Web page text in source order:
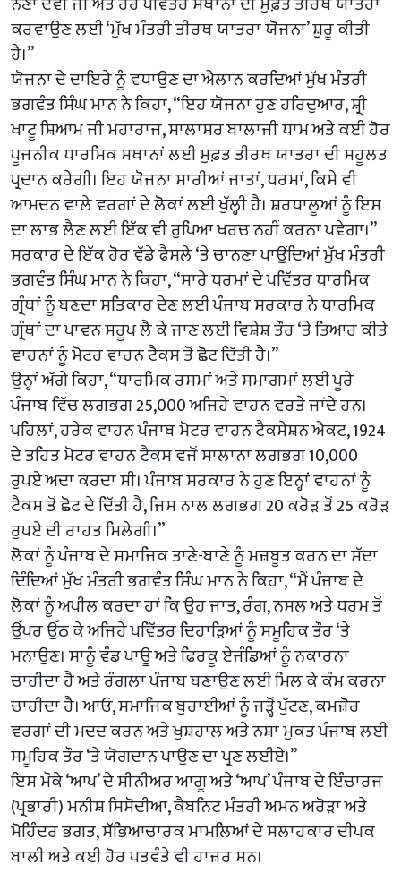
ਕਰਵਾਉਣ ਲਈ ‘ਮੁੱਖ ਮੰਤਰੀ ਤੀਰਥ ਯਾਤਰਾ ਯੋਜਨਾ’ ਸ਼ੁਰੂ ਕੀਤੀ
ਹੈ।”
ਯੋਜਨਾ ਦੇ ਦਾਇਰੇ ਨੂੰ ਵਧਾਉਣ ਦਾ ਐਲਾਨ ਕਰਦਿਆਂ ਮੁੱਖ ਮੰਤਰੀ
ਭਗਵੰਤ ਸਿੰਘ ਮਾਨ ਨੇ ਕਿਹਾ, “ਇਹ ਯੋਜਨਾ ਹੁਣ ਹਰਿਦੁਆਰ, ਸ਼੍ਰੀ
ਖਾਟੂ ਸ਼ਿਆਮ ਜੀ ਮਹਾਰਾਜ, ਸਾਲਾਸਰ ਬਾਲਾਜੀ ਧਾਮ ਅਤੇ ਕਈ ਹੋਰ
ਪੂਜਨੀਕ ਧਾਰਮਿਕ ਸਥਾਨਾਂ ਲਈ ਮੁਫ਼ਤ ਤੀਰਥ ਯਾਤਰਾ ਦੀ ਸਹੂਲਤ
ਪ੍ਰਦਾਨ ਕਰੇਗੀ। ਇਹ ਯੋਜਨਾ ਸਾਰੀਆਂ ਜਾਤਾਂ, ਧਰਮਾਂ, ਕਿਸੇ ਵੀ
ਆਮਦਨ ਵਾਲੇ ਵਰਗਾਂ ਦੇ ਲੋਕਾਂ ਲਈ ਖੁੱਲ੍ਹੀ ਹੈ। ਸ਼ਰਧਾਲੂਆਂ ਨੂੰ ਇਸ
ਦਾ ਲਾਭ ਲੈਣ ਲਈ ਇੱਕ ਵੀ ਰੁਪਿਆ ਖਰਚ ਨਹੀਂ ਕਰਨਾ ਪਵੇਗਾ।”
ਸਰਕਾਰ ਦੇ ਇੱਕ ਹੋਰ ਵੱਡੇ ਫੈਸਲੇ ‘ਤੇ ਚਾਨਣਾ ਪਾਉਂਦਿਆਂ ਮੁੱਖ ਮੰਤਰੀ
ਭਗਵੰਤ ਸਿੰਘ ਮਾਨ ਨੇ ਕਿਹਾ, “ਸਾਰੇ ਧਰਮਾਂ ਦੇ ਪਵਿੱਤਰ ਧਾਰਮਿਕ
ਗ੍ਰੰਥਾਂ ਨੂੰ ਬਣਦਾ ਸਤਿਕਾਰ ਦੇਣ ਲਈ ਪੰਜਾਬ ਸਰਕਾਰ ਨੇ ਧਾਰਮਿਕ
ਗ੍ਰੰਥਾਂ ਦਾ ਪਾਵਨ ਸਰੂਪ ਲੈ ਕੇ ਜਾਣ ਲਈ ਵਿਸ਼ੇਸ਼ ਤੌਰ ‘ਤੇ ਤਿਆਰ ਕੀਤੇ
ਵਾਹਨਾਂ ਨੂੰ ਮੋਟਰ ਵਾਹਨ ਟੈਕਸ ਤੋਂ ਛੋਟ ਦਿੱਤੀ ਹੈ।”
ਉਨ੍ਹਾਂ ਅੱਗੇ ਕਿਹਾ, “ਧਾਰਮਿਕ ਰਸਮਾਂ ਅਤੇ ਸਮਾਗਮਾਂ ਲਈ ਪੂਰੇ
ਪੰਜਾਬ ਵਿੱਚ ਲਗਭਗ 25,000 ਅਜਿਹੇ ਵਾਹਨ ਵਰਤੇ ਜਾਂਦੇ ਹਨ।
ਪਹਿਲਾਂ, ਹਰੇਕ ਵਾਹਨ ਪੰਜਾਬ ਮੋਟਰ ਵਾਹਨ ਟੈਕਸੇਸ਼ਨ ਐਕਟ, 1924
ਦੇ ਤਹਿਤ ਮੋਟਰ ਵਾਹਨ ਟੈਕਸ ਵਜੋਂ ਸਾਲਾਨਾ ਲਗਭਗ 10,000
ਰੁਪਏ ਅਦਾ ਕਰਦਾ ਸੀ। ਪੰਜਾਬ ਸਰਕਾਰ ਨੇ ਹੁਣ ਇਨ੍ਹਾਂ ਵਾਹਨਾਂ ਨੂੰ
ਟੈਕਸ ਤੋਂ ਛੋਟ ਦੇ ਦਿੱਤੀ ਹੈ, ਜਿਸ ਨਾਲ ਲਗਭਗ 20 ਕਰੋੜ ਤੋਂ 25 ਕਰੋੜ
ਰੁਪਏ ਦੀ ਰਾਹਤ ਮਿਲੇਗੀ।”
ਲੋਕਾਂ ਨੂੰ ਪੰਜਾਬ ਦੇ ਸਮਾਜਿਕ ਤਾਣੇ-ਬਾਣੇ ਨੂੰ ਮਜ਼ਬੂਤ ਕਰਨ ਦਾ ਸੱਦਾ
ਦਿੰਦਿਆਂ ਮੁੱਖ ਮੰਤਰੀ ਭਗਵੰਤ ਸਿੰਘ ਮਾਨ ਨੇ ਕਿਹਾ, “ਮੈਂ ਪੰਜਾਬ ਦੇ
ਲੋਕਾਂ ਨੂੰ ਅਪੀਲ ਕਰਦਾ ਹਾਂ ਕਿ ਉਹ ਜਾਤ, ਰੰਗ, ਨਸਲ ਅਤੇ ਧਰਮ ਤੋਂ
ਉੱਪਰ ਉੱਠ ਕੇ ਅਜਿਹੇ ਪਵਿੱਤਰ ਦਿਹਾੜਿਆਂ ਨੂੰ ਸਮੂਹਿਕ ਤੌਰ ‘ਤੇ
ਮਨਾਉਣ। ਸਾਨੂੰ ਵੰਡ ਪਾਊ ਅਤੇ ਫਿਰਕੂ ਏਜੰਡਿਆਂ ਨੂੰ ਨਕਾਰਨਾ
ਚਾਹੀਦਾ ਹੈ ਅਤੇ ਰੰਗਲਾ ਪੰਜਾਬ ਬਣਾਉਣ ਲਈ ਮਿਲ ਕੇ ਕੰਮ ਕਰਨਾ
ਚਾਹੀਦਾ ਹੈ। ਆਓ, ਸਮਾਜਿਕ ਬੁਰਾਈਆਂ ਨੂੰ ਜੜ੍ਹੋਂ ਪੁੱਟਣ, ਕਮਜ਼ੋਰ
ਵਰਗਾਂ ਦੀ ਮਦਦ ਕਰਨ ਅਤੇ ਖੁਸ਼ਹਾਲ ਅਤੇ ਨਸ਼ਾ ਮੁਕਤ ਪੰਜਾਬ ਲਈ
ਸਮੂਹਿਕ ਤੌਰ ‘ਤੇ ਯੋਗਦਾਨ ਪਾਉਣ ਦਾ ਪ੍ਰਣ ਲਈਏ।”
ਇਸ ਮੌਕੇ ‘ਆਪ’ ਦੇ ਸੀਨੀਅਰ ਆਗੂ ਅਤੇ ‘ਆਪ’ ਪੰਜਾਬ ਦੇ ਇੰਚਾਰਜ
(ਪ੍ਰਭਾਰੀ) ਮਨੀਸ਼ ਸਿਸੋਦੀਆ, ਕੈਬਨਿਟ ਮੰਤਰੀ ਅਮਨ ਅਰੋੜਾ ਅਤੇ
ਮੋਹਿੰਦਰ ਭਗਤ, ਸੱਭਿਆਚਾਰਕ ਮਾਮਲਿਆਂ ਦੇ ਸਲਾਹਕਾਰ ਦੀਪਕ
ਬਾਲੀ ਅਤੇ ਕਈ ਹੋਰ ਪਤਵੰਤੇ ਵੀ ਹਾਜ਼ਰ ਸਨ।